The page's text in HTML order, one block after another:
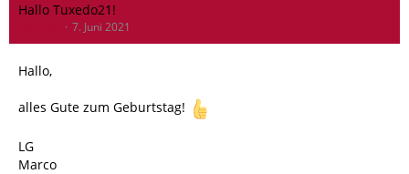
Hallo Tuxedo21!
7. Juni 2021
Hallo,
alles Gute zum Geburtstag!
LG
Marco